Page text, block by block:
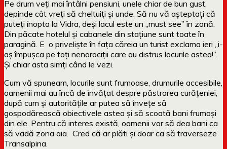
Pe drum veți mai întâlni pensiuni, unele chiar de bun gust,
depinde cât vreți să cheltuiți și unde. Să nu vă așteptați că
puteți înopta la Vidra, deși lacul este un „must see” în zonă.
Din păcate hotelul și cabanele din stațiune sunt toate în
paragină. E o priveliște în fața căreia un turist exclama ieri „i-
aș împușca pe toți nenorociții care au distrus locurile astea!”.
Și chiar asta simți când le vezi.
Cum vă spuneam, locurile sunt frumoase, drumurile accesibile,
oamenii mai au încă de învățat despre păstrarea curățeniei,
după cum și autoritățile ar putea să învețe să
gospodărească obiectivele astea și să scoată bani frumoși
din ele. Pentru că interes există, oamenii vor să dea bani ca
să vadă zona aia. Cred că ar plăti și doar ca să traverseze
Transalpina.